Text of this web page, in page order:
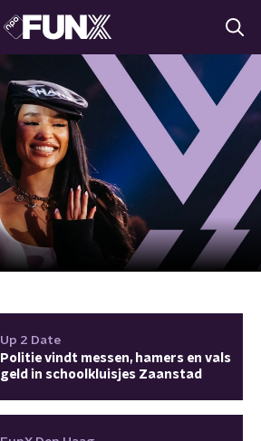
Up 2 Date
Politie vindt messen, hamers en vals
geld in schoolkluisjes Zaanstad